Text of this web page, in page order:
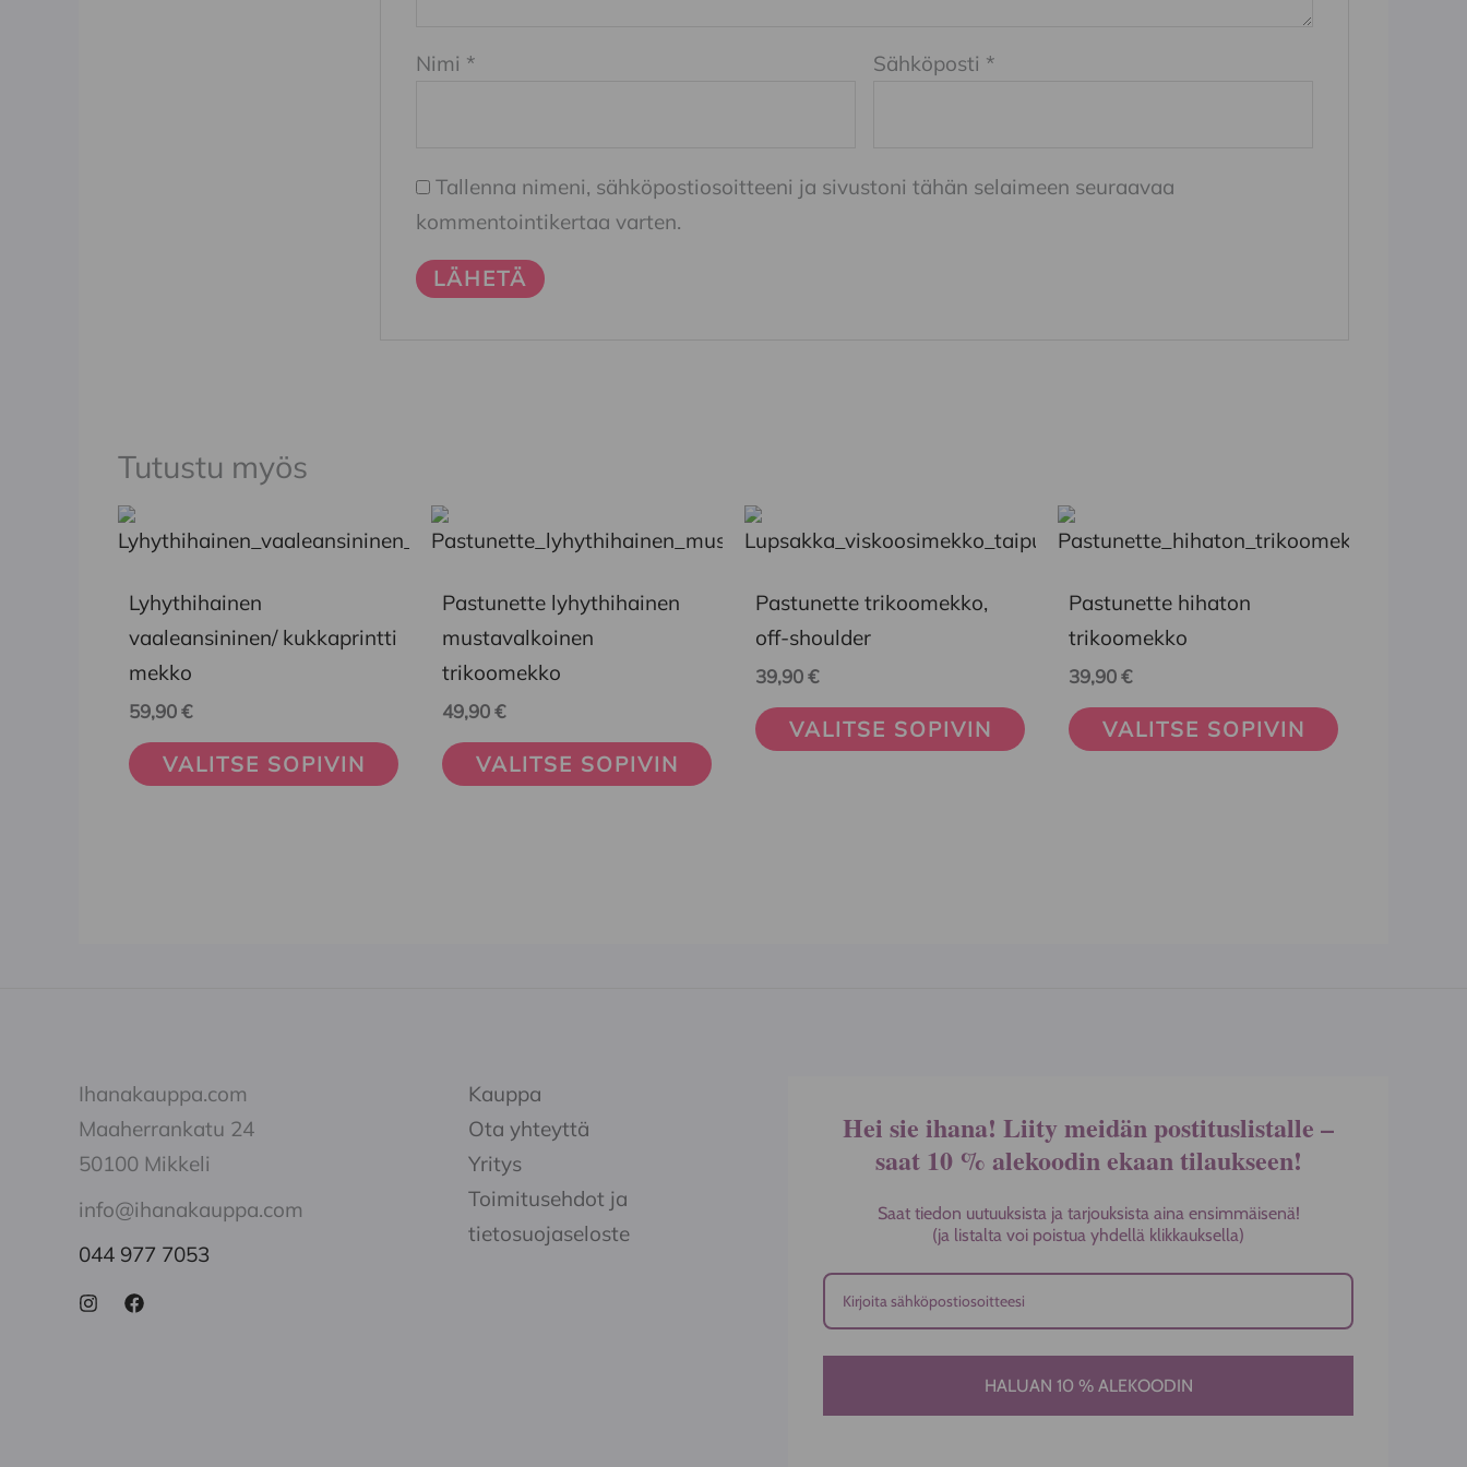
Nimi * Sähköposti *
Tallenna nimeni, sähköpostiosoitteeni ja sivustoni tähän selaimeen seuraavaa
kommentointikertaa varten.
Tutustu myös
Lyhythihainen
vaaleansininen/ kukkaprintti
mekko
59,90€
VALITSE SOPIVIN
Tällä
tuotteella
on
useampi
muunnelma.
valinnat
Pastunette lyhythihainen
mustavalkoinen
trikoomekko
49,90€
VALITSE SOPIVIN
Tällä
tuotteella
on
useampi
muunnelma.
valinnat
Pastunette trikoomekko,
off-shoulder
39,90€
VALITSE SOPIVIN
Tällä
tuotteella
on
useampi
tehdä
Pastunette hihaton
trikoomekko
39,90€
VALITSE SOPIVIN
Tällä
tuotteella
on
useampi
tehdä
Ihanakauppa.com
Maaherrankatu 24
50100 Mikkeli
info@ihanakauppa.com
044 977 7053
Kauppa
Ota yhteyttä
Yritys
Toimitusehdot ja
tietosuojaseloste
Hei sie ihana! Liity meidän postituslistalle –
saat 10 % alekoodin ekaan tilaukseen!
Saat tiedon uutuuksista ja tarjouksista aina ensimmäisenä!
(ja listalta voi poistua yhdellä klikkauksella)
HALUAN 10 % ALEKOODIN